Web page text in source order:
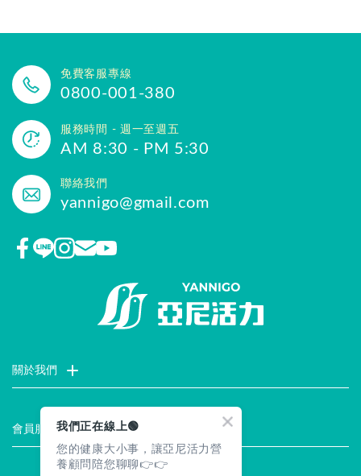
免費客服專線
0800-001-380
服務時間 - 週一至週五
AM 8:30 - PM 5:30
聯絡我們
yannigo@gmail.com
關於我們
會員服務
最新消息 註冊會員
試用索取 服務說明
我們正在線上🟢
您的健康大小事，讓亞尼活力營
養顧問陪您聊聊👉👉